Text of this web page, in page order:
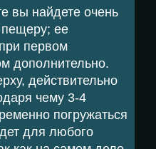
вы найдете очень
ее
первом
дополнительно.
действительно
чему 3-4
погружаться
для любого